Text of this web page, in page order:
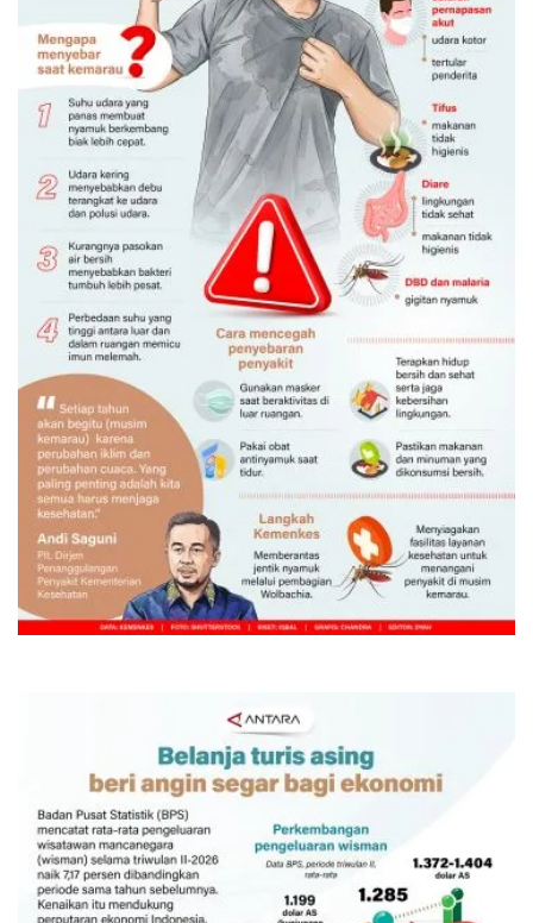
Waspadai penyakit saat musim
kemarau
Kemarin 12:00